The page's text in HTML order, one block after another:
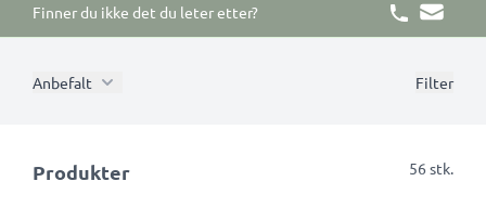
Finner du ikke det du leter etter?
Anbefalt Filter
Produkter 56 stk.